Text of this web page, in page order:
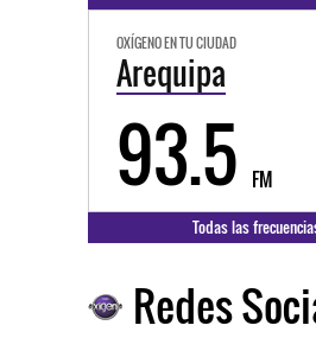
OXÍGENO EN TU CIUDAD
Arequipa
93.5 FM
Todas las
Redes